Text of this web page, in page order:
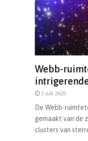
Webb-
3 juli 2025
De Webb-
gemaakt van de
clusters van